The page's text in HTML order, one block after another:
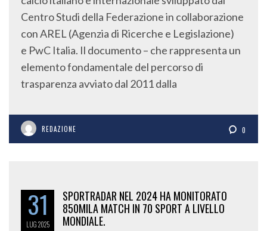
Centro Studi della Federazione in collaborazione
con AREL (Agenzia di Ricerche e Legislazione)
e PwC Italia. Il documento – che rappresenta un
elemento fondamentale del percorso di
trasparenza avviato dal 2011 dalla
31
LUG2025
850MILA MATCH IN 70 SPORT A LIVELLO
MONDIALE.